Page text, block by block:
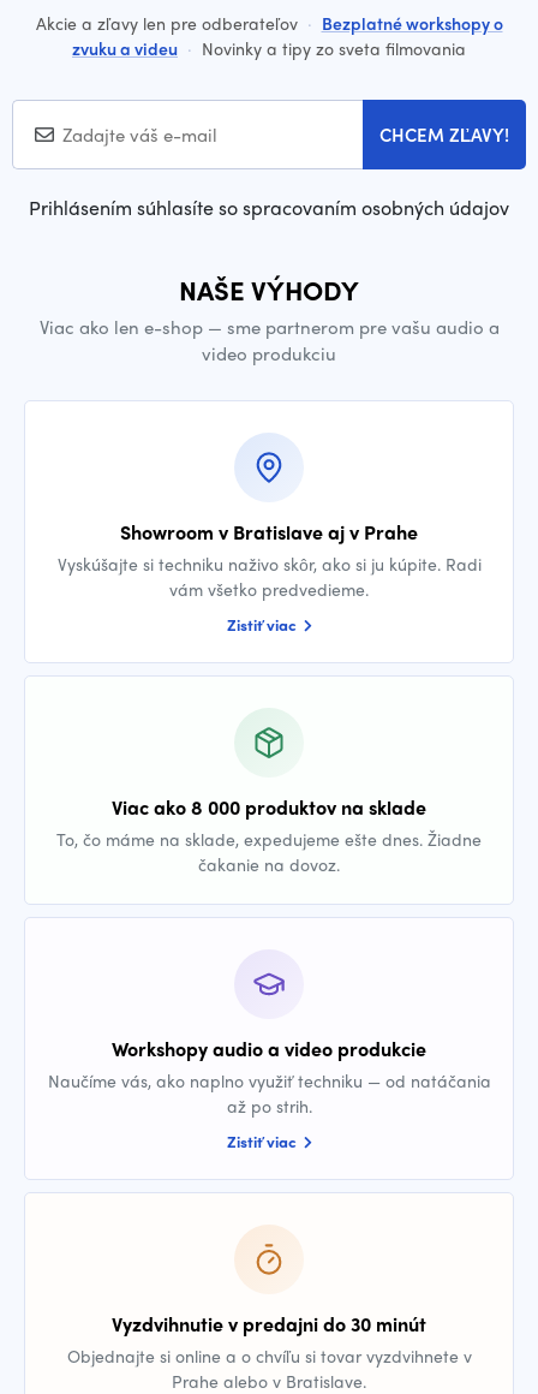
Akcie a zľavy len pre odberateľov · Bezplatné workshopy o
zvuku a videu · Novinky a tipy zo sveta filmovania
CHCEM ZĽAVY!
Prihlásením súhlasíte so spracovaním osobných údajov
NAŠE VÝHODY
Viac ako len e-shop — sme partnerom pre vašu audio a
video produkciu
Showroom v Bratislave aj v Prahe
Vyskúšajte si techniku naživo skôr, ako si ju kúpite. Radi
vám všetko predvedieme.
Zistiť viac
Viac ako 8 000 produktov na sklade
To, čo máme na sklade, expedujeme ešte dnes. Žiadne
čakanie na dovoz.
Workshopy audio a video produkcie
Naučíme vás, ako naplno využiť techniku — od natáčania
až po strih.
Zistiť viac
Vyzdvihnutie v predajni do 30 minút
Objednajte si online a o chvíľu si tovar vyzdvihnete v
Prahe alebo v Bratislave.